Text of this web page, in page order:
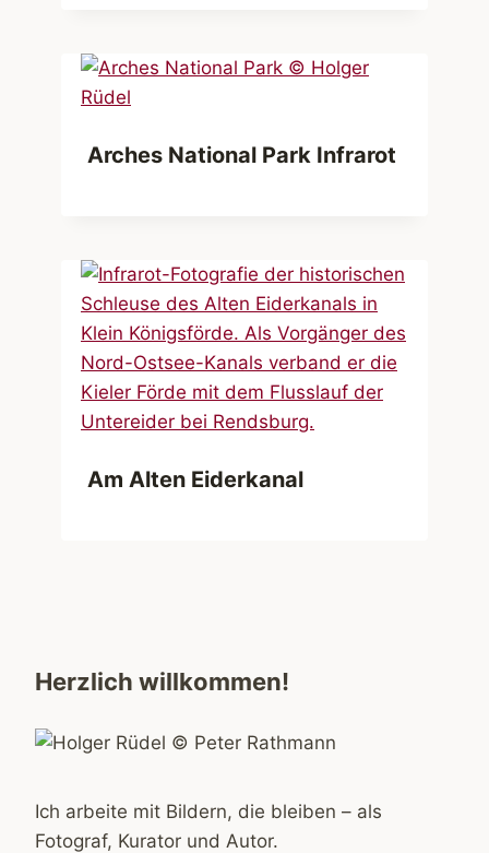
Arches National Park Infrarot
Am Alten Eiderkanal
Herzlich willkommen!
Ich arbeite mit Bildern, die bleiben – als
Fotograf, Kurator und Autor.